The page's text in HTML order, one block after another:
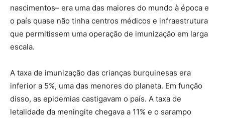
nascimentos– era uma das maiores do mundo à época e
o país quase não tinha centros médicos e infraestrutura
que permitissem uma operação de imunização em larga
escala.
A taxa de imunização das crianças burquinesas era
inferior a 5%, uma das menores do planeta. Em função
disso, as epidemias castigavam o país. A taxa de
letalidade da meningite chegava a 11% e o sarampo